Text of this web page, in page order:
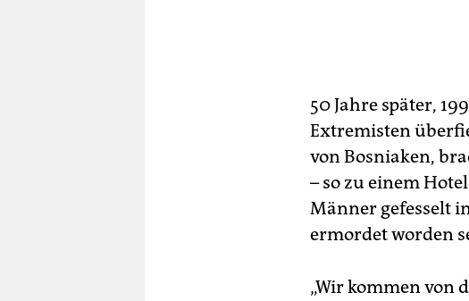
50 Jahre später,
Extremisten
von Bosniaken,
– so zu einem
Männer gefesselt
ermordet worden
„Wir kommen von